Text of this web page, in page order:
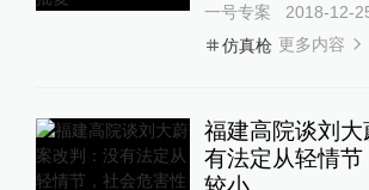
一号专案 2018-12-
仿真枪 更多内容
福建高院谈刘
有法定从轻情